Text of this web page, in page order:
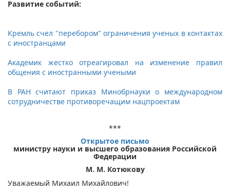
Развитие событий:
Кремль счел "перебором" ограничения ученых в контактах
с иностранцами
Академик жестко отреагировал на изменение правил
общения с иностранными учеными
В РАН считают приказ Минобрнауки о международном
сотрудничестве противоречащим нацпроектам
***
Открытое письмо
министру науки и высшего образования Российской
Федерации
М. М. Котюкову
Уважаемый Михаил Михайлович!